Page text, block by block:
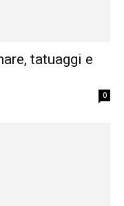
tatuaggi e
0